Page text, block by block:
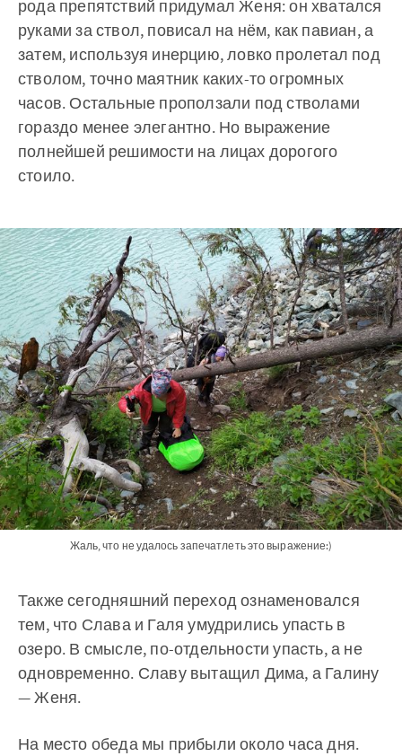
рода препятствий придумал Женя: он хватался
руками за ствол, повисал на нём, как павиан, а
затем, используя инерцию, ловко пролетал под
стволом, точно маятник каких-то огромных
часов. Остальные проползали под стволами
гораздо менее элегантно. Но выражение
полнейшей решимости на лицах дорогого
стоило.
Жаль, что не удалось запечатлеть это выражение:)
Также сегодняшний переход ознаменовался
тем, что Слава и Галя умудрились упасть в
озеро. В смысле, по-отдельности упасть, а не
одновременно. Славу вытащил Дима, а Галину
— Женя.
На место обеда мы прибыли около часа дня.